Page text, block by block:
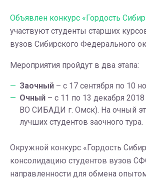
Объявлен конкурс «Гордость
участвуют студенты старших
вузов Сибирского Федерального
Мероприятия пройдут в два этапа:
Заочный – с 17 сентября по 10
Очный – с 11 по 13 декабря
ВО СИБАДИ г. Омск). На очный
лучших студентов заочного тура.
Окружной конкурс «Гордость
консолидацию студентов вузов
направленности для обмена